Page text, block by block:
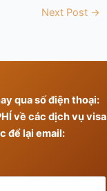
Next Post →
qua số điện thoại:
về các dịch vụ visa
để lại email: